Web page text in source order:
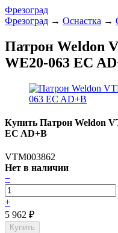
Фрезоград
Фрезоград → Оснастка →
Патрон Weldon
WE20-063 EC
Купить Патрон Weldon
EC AD+B
VTM003862
Нет в наличии
−
+
5 962 ₽